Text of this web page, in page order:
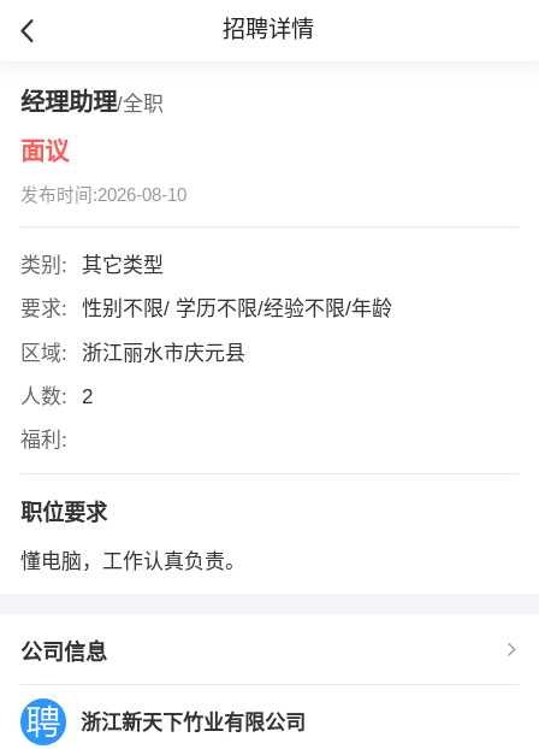
招聘详情
经理助理/全职
面议
发布时间:2026-08-10
类别:
其它类型
要求:
性别不限/ 学历不限/经验不限/年龄
区域:
浙江丽水市庆元县
人数:
2
福利:
职位要求
懂电脑，工作认真负责。
公司信息
浙江新天下竹业有限公司